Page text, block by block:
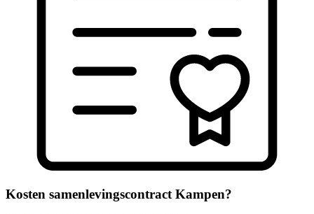
Kosten samenlevingscontract Kampen?